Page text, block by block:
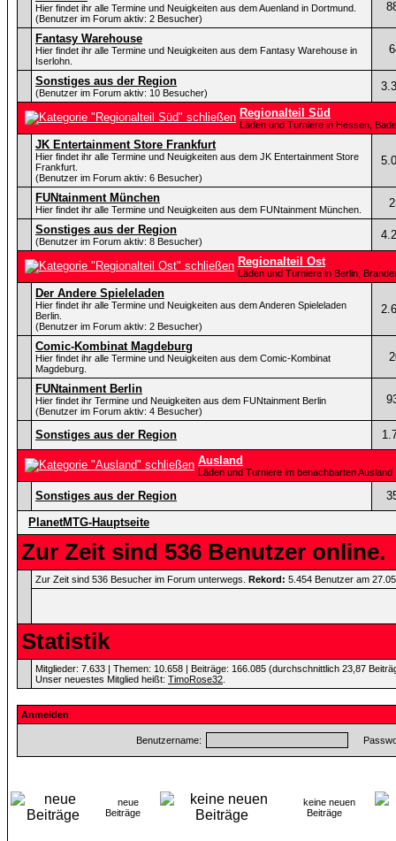
Hier findet ihr alle Termine und Neuigkeiten aus dem Auenland in Dortmund.
(Benutzer im Forum aktiv: 2 Besucher)
Fantasy Warehouse
Hier findet ihr alle Termine und Neuigkeiten aus dem Fantasy Warehouse in
Iserlohn.
Sonstiges aus der Region
(Benutzer im Forum aktiv: 10 Besucher)
Regionalteil Süd
Läden und Turniere in Hessen,
JK Entertainment Store Frankfurt
Hier findet ihr alle Termine und Neuigkeiten aus dem JK Entertainment Store
Frankfurt.
(Benutzer im Forum aktiv: 6 Besucher)
FUNtainment München
Hier findet ihr alle Termine und Neuigkeiten aus dem FUNtainment München.
Sonstiges aus der Region
(Benutzer im Forum aktiv: 8 Besucher)
Regionalteil Ost
Läden und Turniere in Berlin,
Der Andere Spieleladen
Hier findet ihr alle Termine und Neuigkeiten aus dem Anderen Spieleladen
Berlin.
(Benutzer im Forum aktiv: 2 Besucher)
Comic-Kombinat Magdeburg
Hier findet ihr alle Termine und Neuigkeiten aus dem Comic-Kombinat
Magdeburg.
FUNtainment Berlin
Hier findet ihr Termine und Neuigkeiten aus dem FUNtainment Berlin
(Benutzer im Forum aktiv: 4 Besucher)
Sonstiges aus der Region
Ausland
Läden und Turniere im benachbarten Ausland
Sonstiges aus der Region
PlanetMTG-Hauptseite
Zur Zeit sind 536 Benutzer online.
Zur Zeit sind 536 Besucher im Forum unterwegs. Rekord: 5.454 Benutzer am
Statistik
Mitglieder: 7.633 | Themen: 10.658 | Beiträge: 166.085 (durchschnittlich 23,87
Unser neuestes Mitglied heißt: TimoRose32
Anmelden
Benutzername:
neue
Beiträge
keine neuen
Beiträge